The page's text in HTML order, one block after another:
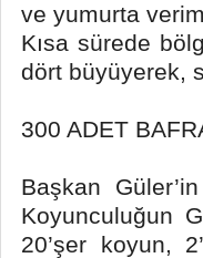
ve yumurta
Kısa sürede
dört büyüyerek,
300 ADET
Başkan
Koyunculuğun
20’şer koyun,